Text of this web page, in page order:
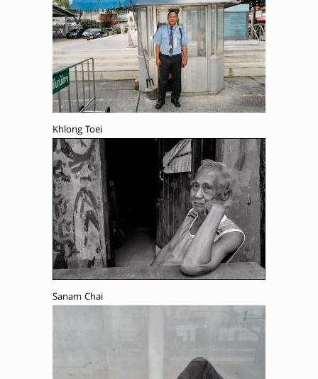
Khlong Toei
Sanam Chai